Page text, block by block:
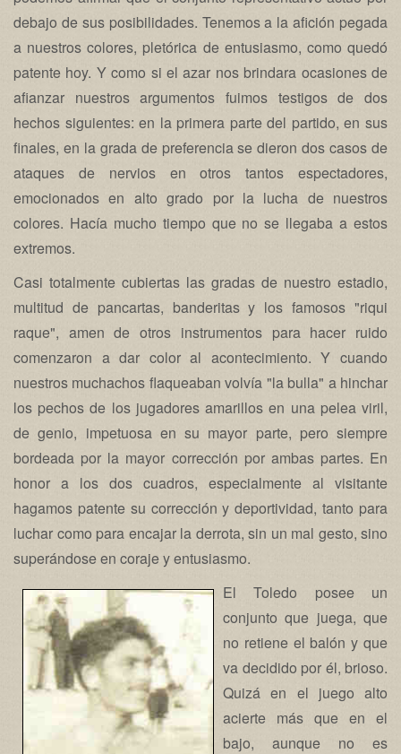
debajo de sus posibilidades. Tenemos a la afición pegada
a nuestros colores, pletórica de entusiasmo, como quedó
patente hoy. Y como si el azar nos brindara ocasiones de
afianzar nuestros argumentos fuimos testigos de dos
hechos siguientes: en la primera parte del partido, en sus
finales, en la grada de preferencia se dieron dos casos de
ataques de nervios en otros tantos espectadores,
emocionados en alto grado por la lucha de nuestros
colores. Hacía mucho tiempo que no se llegaba a estos
extremos.
Casi totalmente cubiertas las gradas de nuestro estadio,
multitud de pancartas, banderitas y los famosos "riqui
raque", amen de otros instrumentos para hacer ruido
comenzaron a dar color al acontecimiento. Y cuando
nuestros muchachos flaqueaban volvía "la bulla" a hinchar
los pechos de los jugadores amarillos en una pelea viril,
de genio, impetuosa en su mayor parte, pero siempre
bordeada por la mayor corrección por ambas partes. En
honor a los dos cuadros, especialmente al visitante
hagamos patente su corrección y deportividad, tanto para
luchar como para encajar la derrota, sin un mal gesto, sino
superándose en coraje y entusiasmo.
El Toledo posee un
conjunto que juega, que
no retiene el balón y que
va decidido por él, brioso.
Quizá en el juego alto
acierte más que en el
bajo, aunque no es